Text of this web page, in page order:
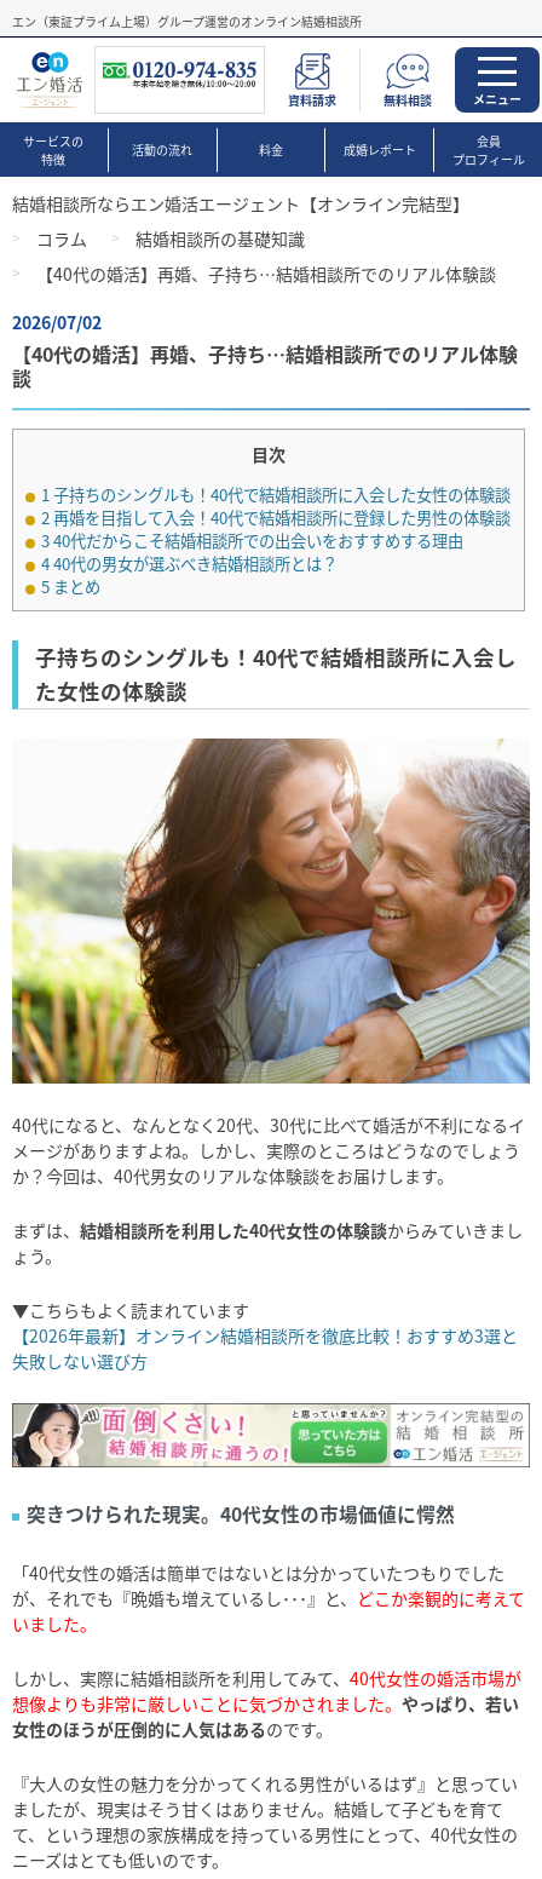
エン（東証プライム上場）グループ運営のオンライン結婚相談所
資料請求 無料相談 メニュー
サービスの
特徴
活動の流れ 料金 成婚レポート
会員
プロフィール
結婚相談所ならエン婚活エージェント【オンライン完結型】
コラム
結婚相談所の基礎知識
【40代の婚活】再婚、子持ち…結婚相談所でのリアル体験談
2026/07/02
【40代の婚活】再婚、子持ち…結婚相談所でのリアル体験
談
目次
1子持ちのシングルも！40代で結婚相談所に入会した女性の体験談
2再婚を目指して入会！40代で結婚相談所に登録した男性の体験談
340代だからこそ結婚相談所での出会いをおすすめする理由
440代の男女が選ぶべき結婚相談所とは？
5 まとめ
子持ちのシングルも！40代で結婚相談所に入会し
た女性の体験談
40代になると、なんとなく20代、30代に比べて婚活が不利になるイ
メージがありますよね。しかし、実際のところはどうなのでしょう
か？今回は、40代男女のリアルな体験談をお届けします。
まずは、 結婚相談所を利用した40代女性の体験談からみていきまし
ょう。
▼こちらもよく読まれています
【2026年最新】オンライン結婚相談所を徹底比較！おすすめ3選と
失敗しない選び方
突きつけられた現実。40代女性の市場価値に愕然
「40代女性の婚活は簡単ではないとは分かっていたつもりでした
が、それでも『晩婚も増えているし･･･』と、 どこか楽観的に考えて
いました。
しかし、実際に結婚相談所を利用してみて、 40代女性の婚活市場が
想像よりも非常に厳しいことに気づかされました。 やっぱり、若い
女性のほうが圧倒的に人気はあるのです。
『大人の女性の魅力を分かってくれる男性がいるはず』と思ってい
ましたが、現実はそう甘くはありません。結婚して子どもを育て
て、という理想の家族構成を持っている男性にとって、40代女性の
ニーズはとても低いのです。